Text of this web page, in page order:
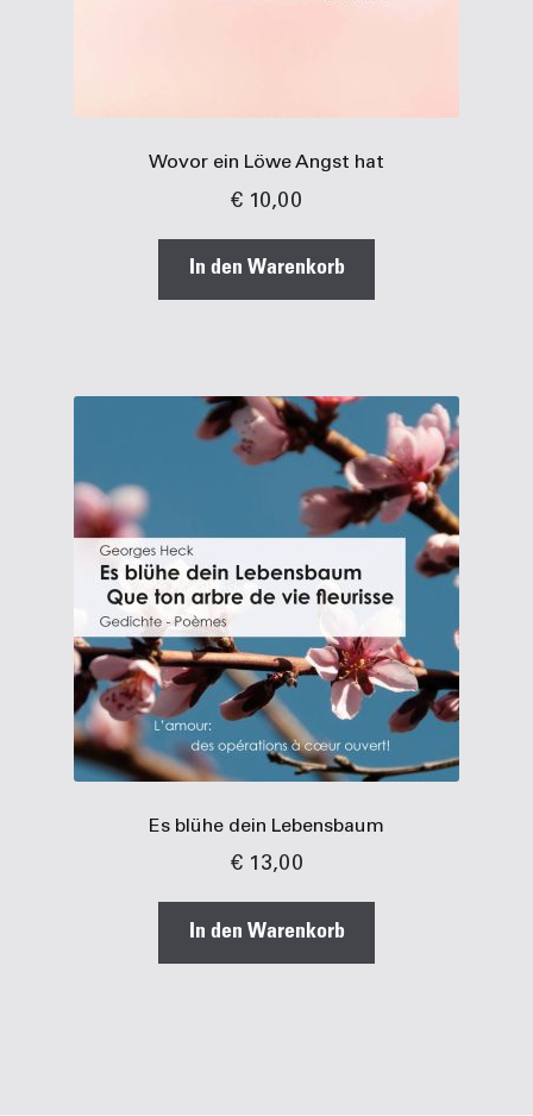
Wovor ein Löwe Angst hat
€ 10,00
In den Warenkorb
Es blühe dein Lebensbaum
€13,00
In den Warenkorb